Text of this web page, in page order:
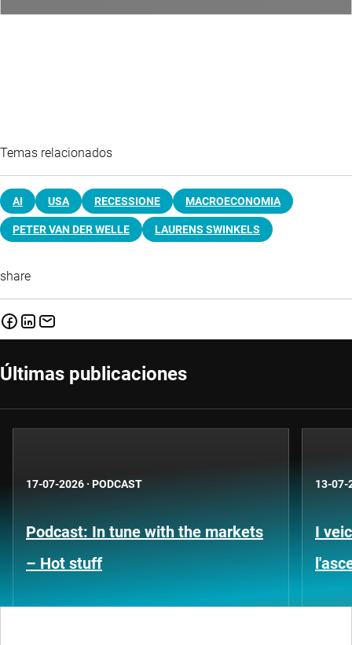
Temas relacionados
AI USA RECESSIONE MACROECONOMIA
PETER VAN DER WELLE LAURENS SWINKELS
share
Últimas publicaciones
17-07-2026 · PODCAST
Podcast: In tune with the markets
– Hot stuff
13-07-
I